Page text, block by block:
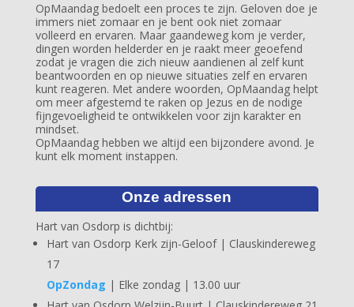
OpMaandag bedoelt een proces te zijn. Geloven doe je
immers niet zomaar en je bent ook niet zomaar
volleerd en ervaren. Maar gaandeweg kom je verder,
dingen worden helderder en je raakt meer geoefend
zodat je vragen die zich nieuw aandienen al zelf kunt
beantwoorden en op nieuwe situaties zelf en ervaren
kunt reageren. Met andere woorden, OpMaandag helpt
om meer afgestemd te raken op Jezus en de nodige
fijngevoeligheid te ontwikkelen voor zijn karakter en
mindset.
OpMaandag hebben we altijd een bijzondere avond. Je
kunt elk moment instappen.
Onze adressen
Hart van Osdorp is dichtbij:
Hart van Osdorp Kerk zijn-Geloof | Clauskindereweg
17
OpZondag | Elke zondag | 13.00 uur